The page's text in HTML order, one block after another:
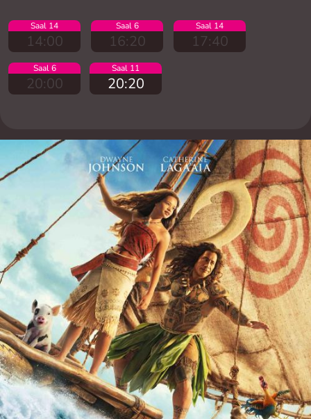
Saal 14
14:00
Saal 6
16:20
Saal 14
17:40
Saal 6
20:00
Saal 11
20:20